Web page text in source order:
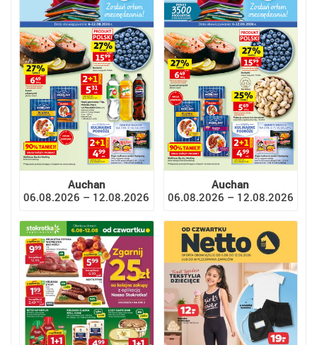
Auchan
06.08.2026 – 12.08.2026
Auchan
06.08.2026 – 12.08.2026